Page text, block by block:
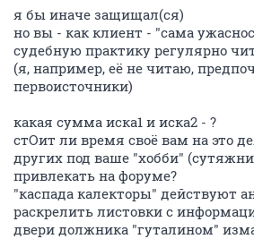
я бы иначе защищал(ся)
но вы - как клиент - "сама
судебную практику регулярно
(я, например, её не читаю,
первоисточники)
какая сумма иска1 и иска2 - ?
стОит ли время своё вам на это
других под ваше "хобби"
привлекать на форуме?
"каспада калекторы" действуют
раскрелить листовки с
двери должника "гуталином"